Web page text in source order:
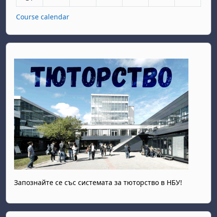
Course calendar
Запознайте се със системата за тюторство в НБУ!